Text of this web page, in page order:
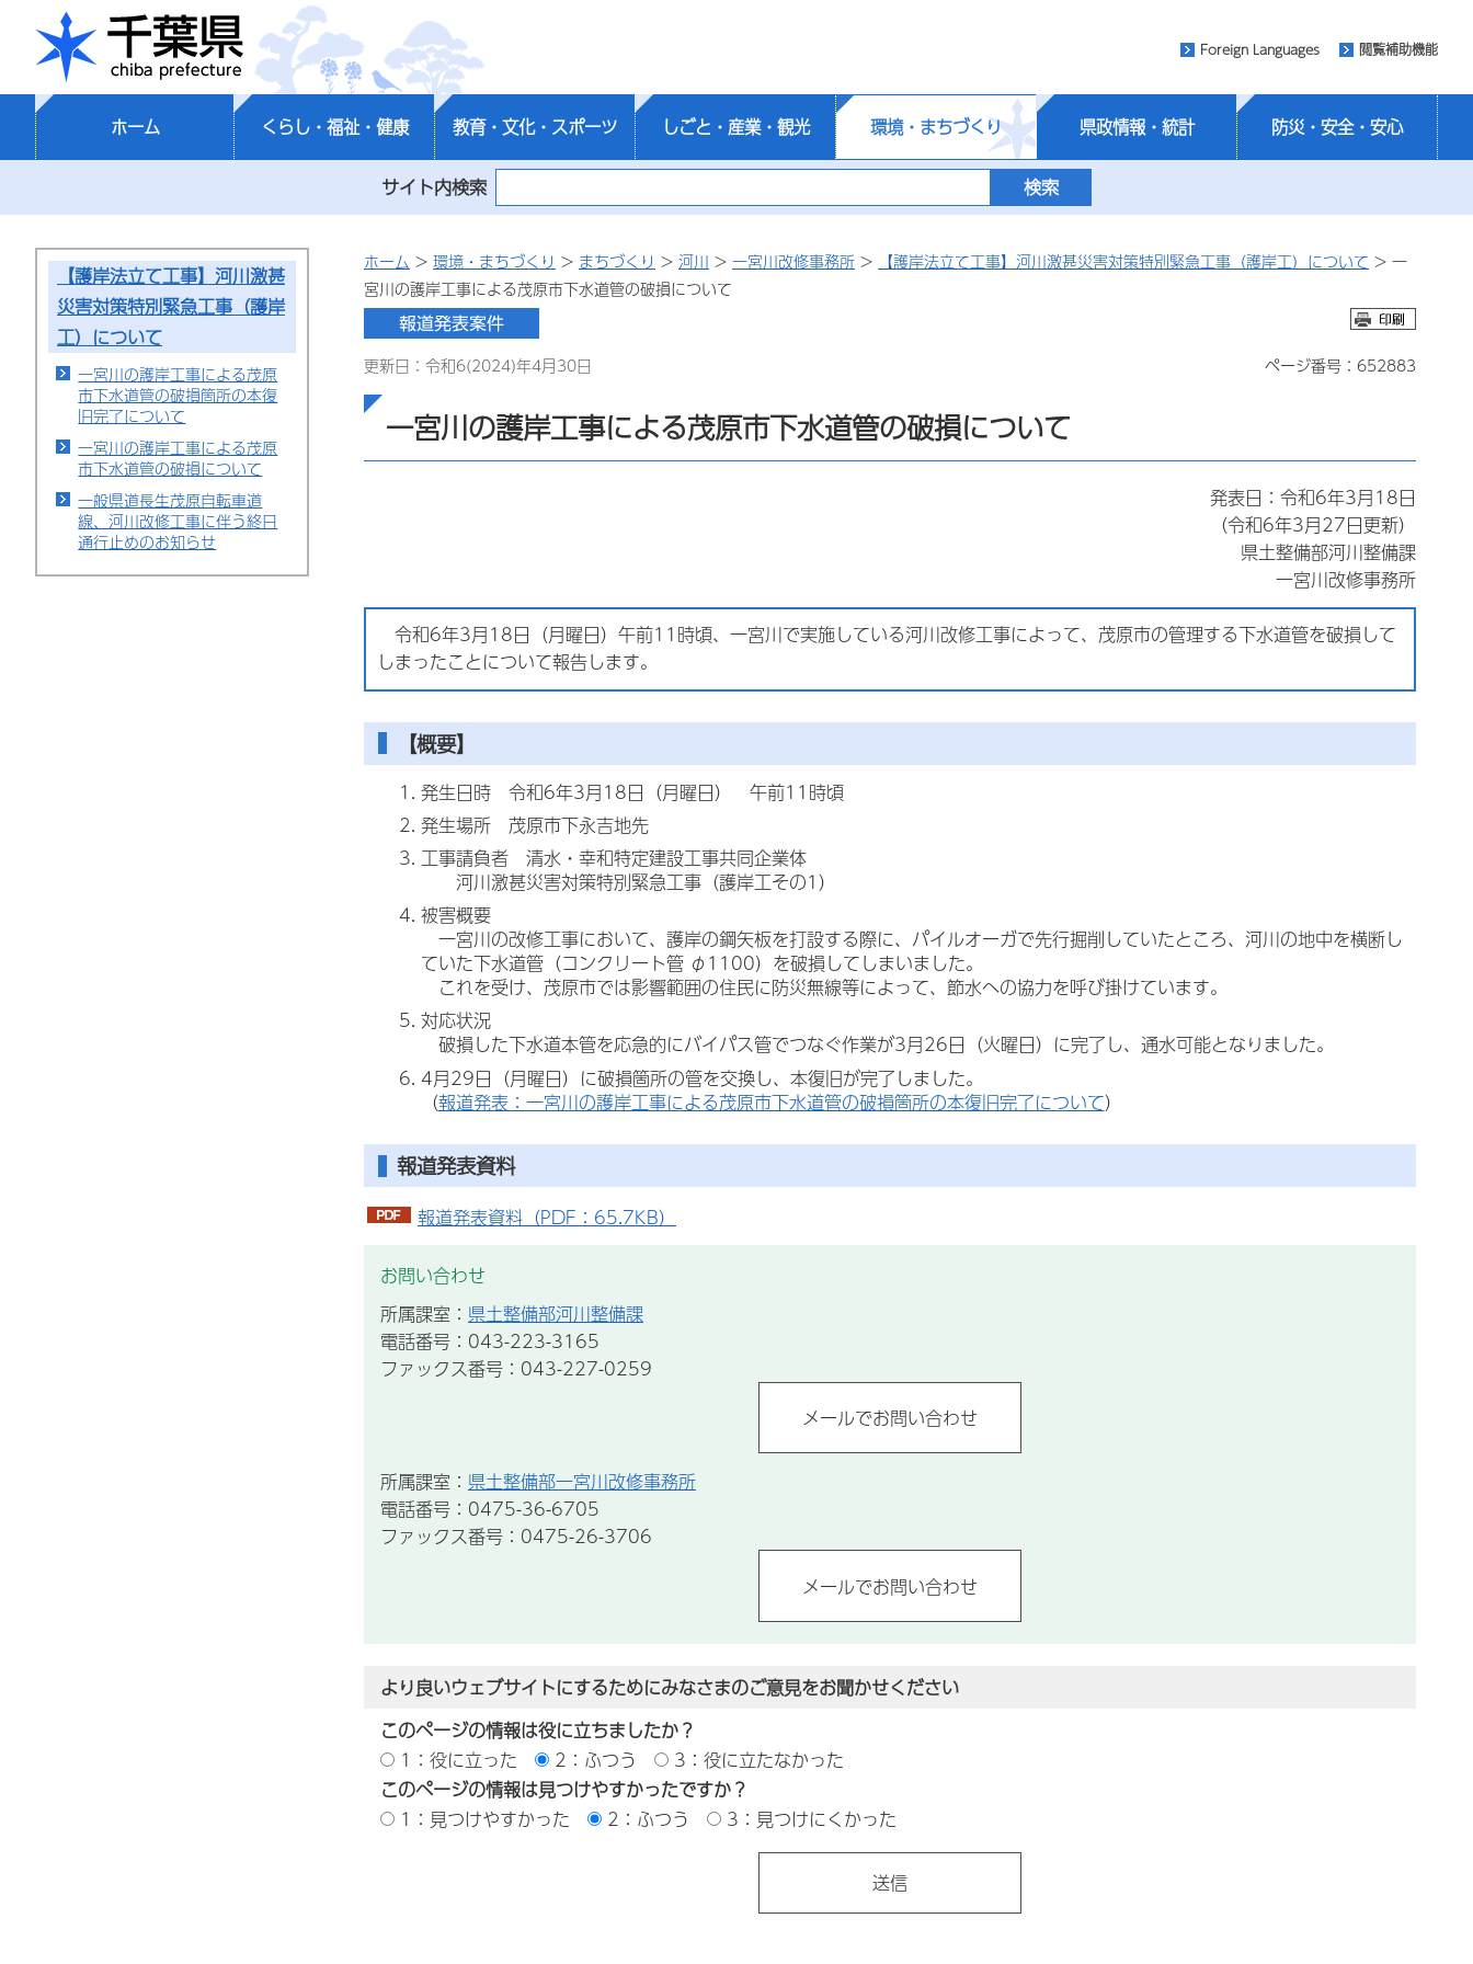
千葉県
Foreign Languages 閲覧補助機能
ホーム くらし・福祉・健康 教育・文化・スポーツ しごと・産業・観光 環境・まちづくり 県政情報・統計 防災・安全・安心
サイト内検索
【護岸法立て工事】河川激甚
災害対策特別緊急工事（護岸
工）について
一宮川の護岸工事による茂原
市下水道管の破損箇所の本復
旧完了について
一宮川の護岸工事による茂原
市下水道管の破損について
一般県道長生茂原自転車道
線、河川改修工事に伴う終日
通行止めのお知らせ
ホーム > 環境・まちづくり > まちづくり > 河川 > 一宮川改修事務所 > 【護岸法立て工事】河川激甚災害対策特別緊急工事（護岸工）について > 一
宮川の護岸工事による茂原市下水道管の破損について
更新日：令和6(2024)年4月30日 ページ番号：652883
一宮川の護岸工事による茂原市下水道管の破損について
発表日：令和6年3月18日
（令和6年3月27日更新）
県土整備部河川整備課
一宮川改修事務所
令和6年3月18日（月曜日）午前11時頃、一宮川で実施している河川改修工事によって、茂原市の管理する下水道管を破損して
しまったことについて報告します。
【概要】
発生日時 令和6年3月18日（月曜日） 午前11時頃
発生場所 茂原市下永吉地先
工事請負者 清水・幸和特定建設工事共同企業体
河川激甚災害対策特別緊急工事（護岸工その1）
被害概要
一宮川の改修工事において、護岸の鋼矢板を打設する際に、パイルオーガで先行掘削していたところ、河川の地中を横断し
ていた下水道管（コンクリート管 φ1100）を破損してしまいました。
これを受け、茂原市では影響範囲の住民に防災無線等によって、節水への協力を呼び掛けています。
対応状況
破損した下水道本管を応急的にバイパス管でつなぐ作業が3月26日（火曜日）に完了し、通水可能となりました。
4月29日（月曜日）に破損箇所の管を交換し、本復旧が完了しました。
（報道発表：一宮川の護岸工事による茂原市下水道管の破損箇所の本復旧完了について）
報道発表資料
報道発表資料（PDF：65.7KB）
お問い合わせ
所属課室： 県土整備部河川整備課
電話番号：043-223-3165
ファックス番号：043-227-0259
所属課室： 県土整備部一宮川改修事務所
電話番号：0475-36-6705
ファックス番号：0475-26-3706
より良いウェブサイトにするためにみなさまのご意見をお聞かせください
このページの情報は役に立ちましたか？
1：役に立った
2：ふつう
3：役に立たなかった
このページの情報は見つけやすかったですか？
1：見つけやすかった
2：ふつう 3：見つけにくかった